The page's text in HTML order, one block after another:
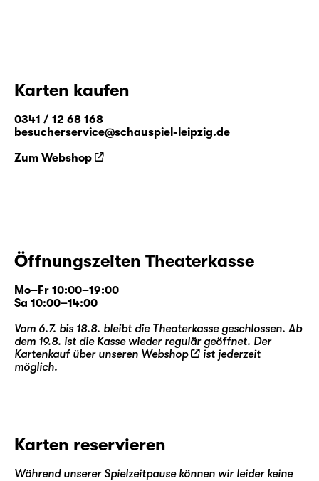
Karten kaufen
0341 / 12 68 168
besucherservice@schauspiel-leipzig.de
Zum Webshop
Öffnungszeiten Theaterkasse
Mo–Fr 10:00–19:00
Sa 10:00–14:00
Vom 6.7. bis 18.8. bleibt die Theaterkasse geschlossen. Ab
dem 19.8. ist die Kasse wieder regulär geöffnet. Der
Kartenkauf über unseren Webshop
ist jederzeit
möglich.
Karten reservieren
Während unserer Spielzeitpause können wir leider keine